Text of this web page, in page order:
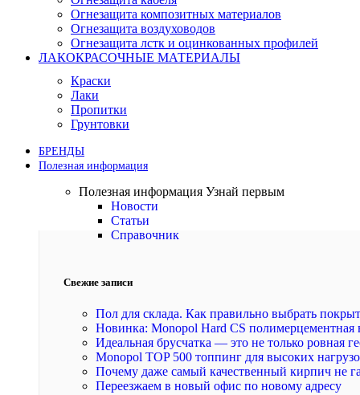
Огнезащита композитных материалов
Огнезащита воздуховодов
Огнезащита лстк и оцинкованных профилей
ЛАКОКРАСОЧНЫЕ МАТЕРИАЛЫ
Краски
Лаки
Пропитки
Грунтовки
БРЕНДЫ
Полезная информация
Полезная информация Узнай первым
Новости
Статьи
Справочник
Свежие записи
Пол для склада. Как правильно выбрать
Новинка: Monopol Hard CS полимерцементная
Идеальная брусчатка — это не только ровная
Monopol TOP 500 топпинг для высоких
Почему даже самый качественный кирпич не
Переезжаем в новый офис по новому адресу